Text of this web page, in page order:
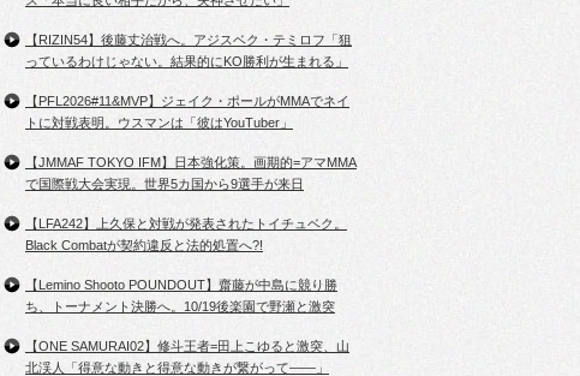
【RIZIN54】後藤丈治戦へ。アジスベク・テミロフ「狙
っているわけじゃない。結果的にKO勝利が生まれる」
【PFL2026#11&MVP】ジェイク・ポールがMMAでネイ
トに対戦表明。ウスマンは「彼はYouTuber」
【JMMAF TOKYO IFM】日本強化策。画期的=アマMMA
で国際戦大会実現。世界5カ国から9選手が来日
【LFA242】上久保と対戦が発表されたトイチュベク。
Black Combatが契約違反と法的処置へ?!
【Lemino Shooto POUNDOUT】齋藤が中島に競り勝
ち、トーナメント決勝へ。10/19後楽園で野瀬と激突
【ONE SAMURAI02】修斗王者=田上こゆると激突、山
北渓人「得意な動きと得意な動きが繋がって――」